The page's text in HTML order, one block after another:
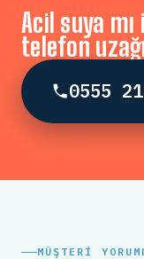
Acil suya
telefon
0555
MÜŞTERI